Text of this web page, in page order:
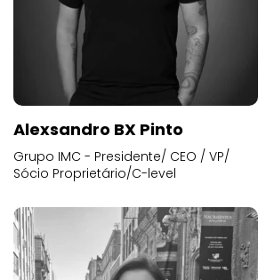
Alexsandro BX Pinto
Grupo IMC - Presidente/ CEO / VP/
Sócio Proprietário/C-level